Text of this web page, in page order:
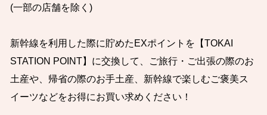
(一部の店舗を除く)
新幹線を利用した際に貯めたEXポイントを【TOKAI
STATION POINT】に交換して、ご旅行・ご出張の際のお
土産や、帰省の際のお手土産、新幹線で楽しむご褒美ス
イーツなどをお得にお買い求めください！